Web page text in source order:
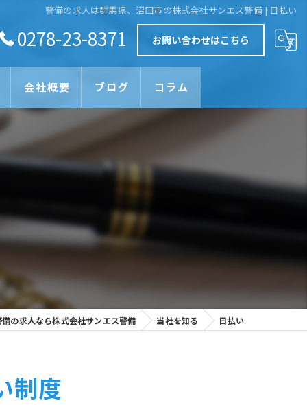
警備の求人は群馬県、沼田市の株式会社サンエス警備 | 日払い
0278-23-8371 お問い合わせはこちら
会社概要 ブログ コラム
の求人なら株式会社サンエス警備 当社を知る 日払い
制度